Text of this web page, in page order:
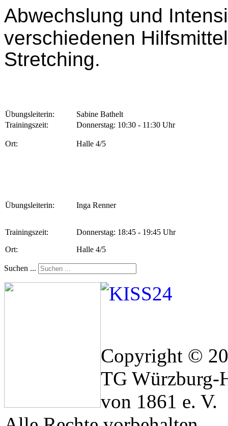
Abwechslung und
verschiedenen
Stretching.
Übungsleiterin:
Sabine Bathelt
Trainingszeit:
Donnerstag: 10:30 - 11:30 Uhr
Ort: Halle 4/5
Übungsleiterin: Inga Renner
Trainingszeit:
Ort:
Donnerstag: 18:45 - 19:45 Uhr
Halle 4/5
Suchen ...
Copyright ©
TG Würzburg-
von 1861 e. V.